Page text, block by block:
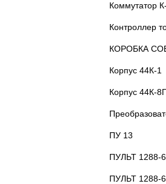
Коммутатор
Контроллер
КОРОБКА
Корпус 44К-1
Корпус 44К-8Г
ПУ 13
ПУЛЬТ 1288-
ПУЛЬТ 1288-